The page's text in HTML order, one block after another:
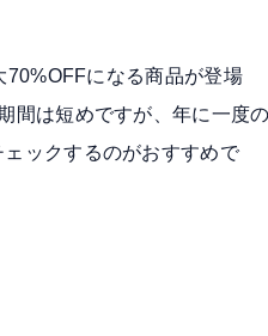
になる商品が登場
間は短めですが、年に一度
ックするのがおすすめで